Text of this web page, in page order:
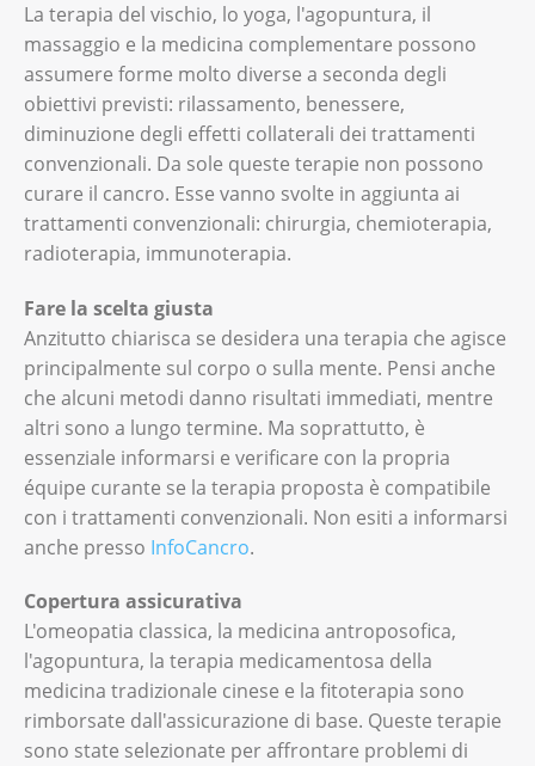
La terapia del vischio, lo yoga, l'agopuntura, il
massaggio e la medicina complementare possono
assumere forme molto diverse a seconda degli
obiettivi previsti: rilassamento, benessere,
diminuzione degli effetti collaterali dei trattamenti
convenzionali. Da sole queste terapie non possono
curare il cancro. Esse vanno svolte in aggiunta ai
trattamenti convenzionali: chirurgia, chemioterapia,
radioterapia, immunoterapia.
Fare la scelta giusta
Anzitutto chiarisca se desidera una terapia che agisce
principalmente sul corpo o sulla mente. Pensi anche
che alcuni metodi danno risultati immediati, mentre
altri sono a lungo termine. Ma soprattutto, è
essenziale informarsi e verificare con la propria
équipe curante se la terapia proposta è compatibile
con i trattamenti convenzionali. Non esiti a informarsi
anche presso InfoCancro.
Copertura assicurativa
L'omeopatia classica, la medicina antroposofica,
l'agopuntura, la terapia medicamentosa della
medicina tradizionale cinese e la fitoterapia sono
rimborsate dall'assicurazione di base. Queste terapie
sono state selezionate per affrontare problemi di